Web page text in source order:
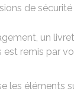
de sécurité
un
remis par
les éléments